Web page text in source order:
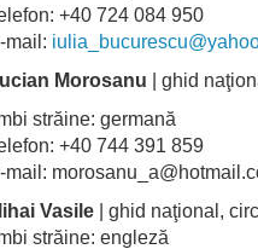
+40 724 084 950
mail:
Morosanu | ghid
străine: germană
+40 744 391 859
mail:
Vasile | ghid naţional,
străine: engleză